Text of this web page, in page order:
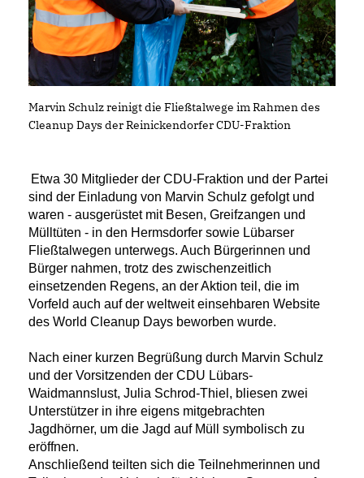
Marvin Schulz reinigt die Fließtalwege im Rahmen des
Cleanup Days der Reinickendorfer CDU-Fraktion
Etwa 30 Mitglieder der CDU-Fraktion und der Partei
sind der Einladung von Marvin Schulz gefolgt und
waren - ausgerüstet mit Besen, Greifzangen und
Mülltüten - in den Hermsdorfer sowie Lübarser
Fließtalwegen unterwegs. Auch Bürgerinnen und
Bürger nahmen, trotz des zwischenzeitlich
einsetzenden Regens, an der Aktion teil, die im
Vorfeld auch auf der weltweit einsehbaren Website
des World Cleanup Days beworben wurde.
Nach einer kurzen Begrüßung durch Marvin Schulz
und der Vorsitzenden der CDU Lübars-
Waidmannslust, Julia Schrod-Thiel, bliesen zwei
Unterstützer in ihre eigens mitgebrachten
Jagdhörner, um die Jagd auf Müll symbolisch zu
eröffnen.
Anschließend teilten sich die Teilnehmerinnen und